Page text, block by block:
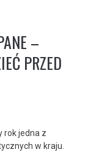
–
PRZED
rok jedna z
w kraju.